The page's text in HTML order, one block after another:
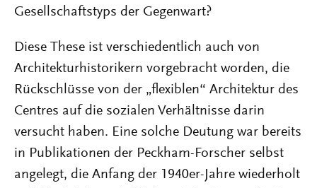
Gesellschaftstyps der Gegenwart?
Diese These ist verschiedentlich auch von
Architekturhistorikern vorgebracht worden, die
Rückschlüsse von der „flexiblen“ Architektur des
Centres auf die sozialen Verhältnisse darin
versucht haben. Eine solche Deutung war bereits
in Publikationen der Peckham-Forscher selbst
angelegt, die Anfang der 1940er-Jahre wiederholt